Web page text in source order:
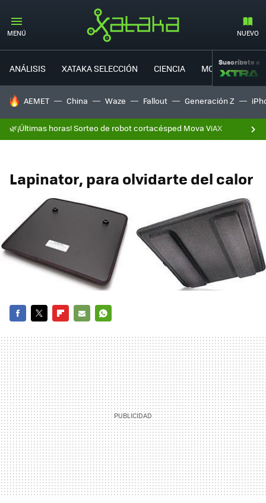
MENÚ NUEVO
ANÁLISIS XATAKA SELECCIÓN CIENCIA MOVILIDAD
Suscríbete a
HOY SE HABLA DE
AEMET China Waze Fallout Generación Z
🌿¡Últimas horas! Sorteo de robot cortacésped Mova ViAX
Lapinator, para olvidarte del calor
MAIL